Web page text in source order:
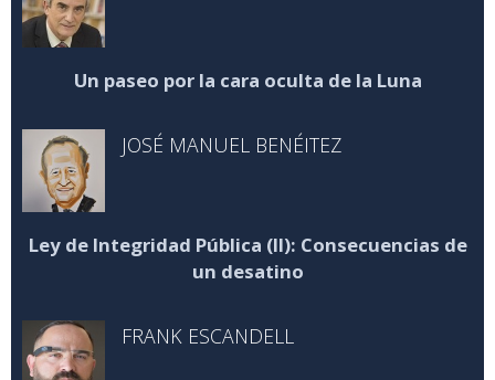
Un paseo por la cara oculta de la Luna
JOSÉ MANUEL BENÉITEZ
Ley de Integridad Pública (II): Consecuencias de
un desatino
FRANK ESCANDELL